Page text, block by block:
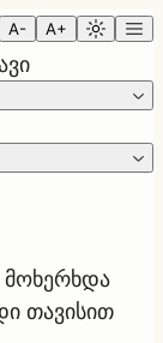
A- A+
მოხერხდა
თავისით